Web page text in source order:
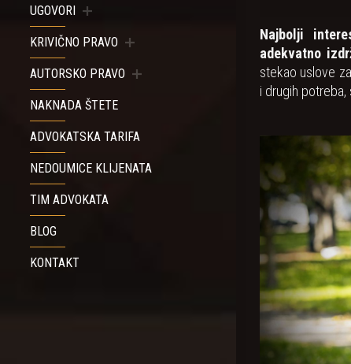
UGOVORI
KRIVIČNO PRAVO
AUTORSKO PRAVO
NAKNADA ŠTETE
ADVOKATSKA TARIFA
NEDOUMICE KLIJENATA
TIM ADVOKATA
BLOG
KONTAKT
Najbolji
adekvatno
stekao uslove
i drugih potreba,